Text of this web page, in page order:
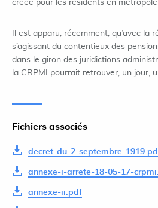
créée pour les résidents en métropole
Il est apparu, récemment, qu’avec la
s’agissant du contentieux des
dans le giron des juridictions
la CRPMI pourrait retrouver, un jour,
Fichiers associés
decret-du-2-septembre-
annexe-i-arrete-18-05-17-
annexe-ii.pdf